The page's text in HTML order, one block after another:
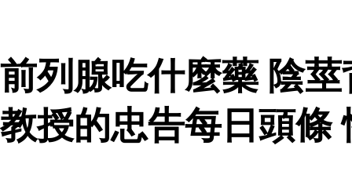
前列腺吃什麼藥 陰
教授的忠告每日頭條